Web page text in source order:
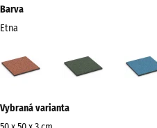
Barva
Etna
(active)
trávník
informací
Vybraná varianta